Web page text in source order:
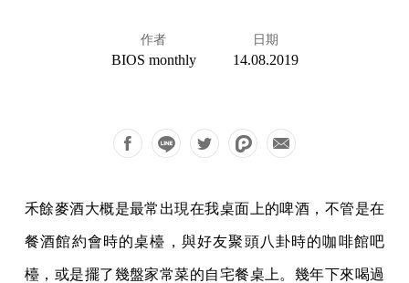
作者
BIOS monthly
日期
14.08.2019
禾餘麥酒大概是最常出現在我桌面上的啤酒，不管是在
餐酒館約會時的桌檯，與好友聚頭八卦時的咖啡館吧
檯，或是擺了幾盤家常菜的自宅餐桌上。幾年下來喝過